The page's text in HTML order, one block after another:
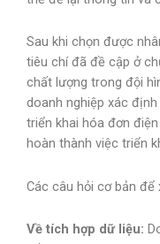
Sau khi chọn được
tiêu chí đã đề cập ở
chất lượng trong đội
doanh nghiệp xác
triển khai hóa đơn
hoàn thành việc triển
Các câu hỏi cơ bản
Về tích hợp dữ liệu: